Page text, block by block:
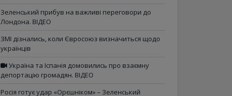
Зеленський прибув на важливі переговори до
Лондона. ВІДЕО
ЗМІ дізнались, коли Євросоюз визначиться щодо
українців
Україна та Іспанія домовились про взаємну
депортацію громадян. ВІДЕО
Росія готує удар «Орєшніком» – Зеленський